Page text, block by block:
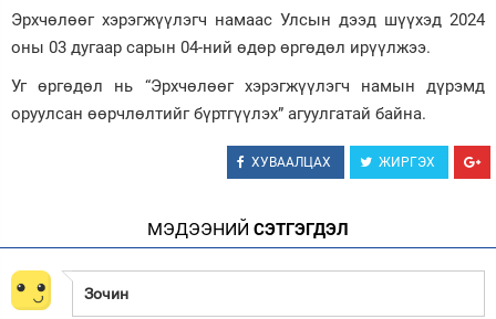
Эрхчөлөөг хэрэгжүүлэгч намаас Улсын дээд шүүхэд 2024
оны 03 дугаар сарын 04-ний өдөр өргөдөл ирүүлжээ.
Уг өргөдөл нь “Эрхчөлөөг хэрэгжүүлэгч намын дүрэмд
оруулсан өөрчлөлтийг бүртгүүлэх” агуулгатай байна.
ХУВААЛЦАХ ЖИРГЭХ
МЭДЭЭНИЙ СЭТГЭГДЭЛ